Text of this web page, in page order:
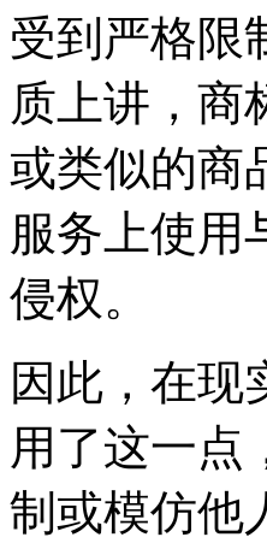
受到严格限
质上讲，商
或类似的商
服务上使用
侵权。
因此，在现
用了这一点
制或模仿他